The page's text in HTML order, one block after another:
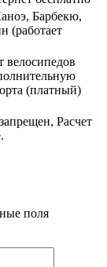
Барбекю,
(работает
велосипедов
(платный)
Расчет
поля